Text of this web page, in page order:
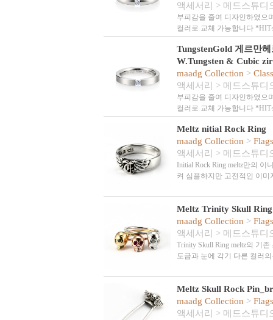
액세서리
> 메드스튜디
부피감을 줄여 디자인하였으
컬러로 교체 가능합니다
TungstenGold 게르만
W.Tungsten & Cubic
maadg Collection >
액세서리
> 메드스튜디
부피감을 줄여 디자인하였으
컬러로 교체 가능합니다
Meltz nitial Rock Ring
maadg Collection >
액세서리
> 메드스튜디
Initial Rock Ring meltz만의
켜 심플하지만 고전적인 이
Meltz Trinity Skull Ring
maadg Collection >
액세서리
> 메드스튜디
Trinity Skull Ring meltz의 기
도금과 눈에 각기 다른 컬러
Meltz Skull Rock
maadg Collection >
액세서리
> 메드스튜디